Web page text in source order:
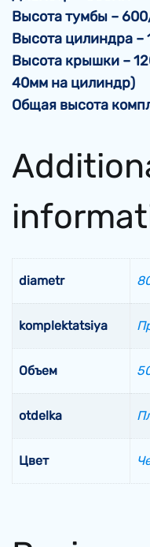
Высота тумбы –
Высота цилиндра –
Высота крышки –
40мм на цилиндр)
Общая высота
diametr
komplektatsiya
Объем
otdelka
Цвет